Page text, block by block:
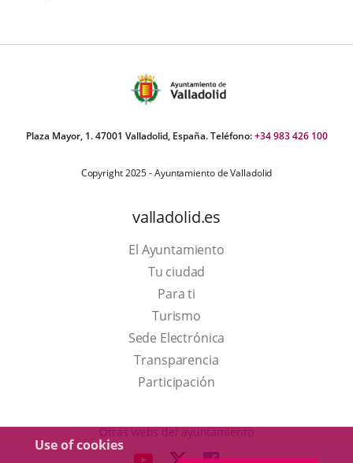
Use of cookies
Plaza Mayor, 1. 47001 Valladolid, España. Teléfono:+34 983 426 100
Copyright 2025 - Ayuntamiento de Valladolid
valladolid.es
El Ayuntamiento
Tu ciudad
Para ti
TurismoThis
link
will
open
a
Sede Electrónica
Transparencia
Participación
Otras webs del ayuntamiento
LINK LINKLINK